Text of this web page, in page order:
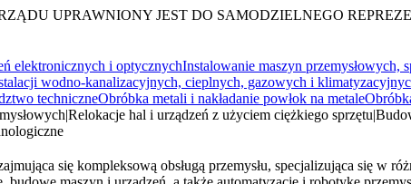
UPRAWNIONY JEST DO SAMODZIELNEGO
elektronicznych i optycznychInstalowanie maszyn przemysłowych,
wodno-kanalizacyjnych, cieplnych, gazowych i
techniczneObróbka metali i nakładanie powłok na metale
Relokacje hal i urządzeń z użyciem ciężkiego sprzętu
się kompleksową obsługą przemysłu, specjalizująca się w